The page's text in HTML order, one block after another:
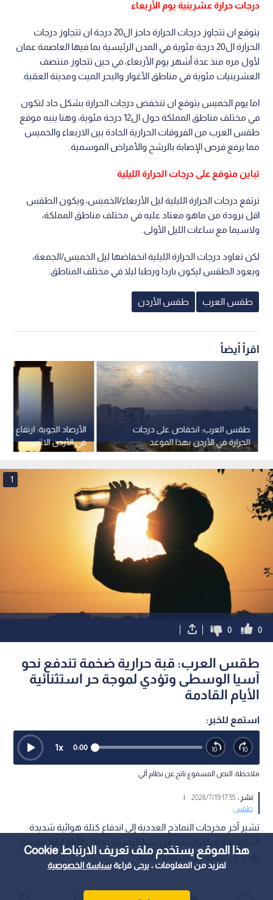
هذا الموقع يستخدم ملف تعريف الارتباط Cookie
لمزيد من المعلومات ، يرجى قراءةسياسة الخصوصية
درجات حرارة عشرينية يوم الأربعاء
يتوقع ان تتجاوز درجات الحرارة حاجز ال20 درجة ان تتجاوز درجات
الحرارة ال20 درجة مئوية في المدن الرئيسية بما فيها العاصمة عمان
لأول مره منذ عدة أشهر يوم الأربعاء، في حين تتجاوز منتصف
العشرينيات مئوية في مناطق الأغوار والبحر الميت ومدينة العقبة.
اما يوم الخميس يتوقع ان تنخفض درجات الحرارة بشكل حاد لتكون
في مختلف مناطق المملكة حول ال12 درجة مئوية، وهنا ينبه موقع
طقس العرب من الفروقات الحرارية الحادة بين الاربعاء والخميس
مما يرفع فرص الإصابة بالرشح والأمراض الموسمية.
تباين متوقع على درجات الحرارة الليلية
ترتفع درجات الحرارة الليلية ليل الأربعاء/الخميس، ويكون الطقس
اقل برودة من ماهو معتاد عليه في مختلف مناطق المملكة،
ولاسيما مع ساعات الليل الأولى.
لكن تعاود درجات الحرارة الليلية انخفاضها ليل الخميس/الجمعة،
ويعود الطقس ليكون باردا ورطبا ليلا في مختلف المناطق.
طقس العرب طقس الأردن
اقرأ أيضاً
الأرصاد الجوية: ارتفاع
في الأردن الاثنين
طقس العرب: انخفاض على درجات
الحرارة في الأردن بهذا الموعد
1
0
0
طقس العرب: قبة حرارية ضخمة تندفع نحو
آسيا الوسطى وتؤدي لموجة حر استثنائية
الأيام القادمة
استمع للخبر:
0:00
1x
ملاحظة: النص المسموع ناتج عن نظام آلي
نشر :17:55 2026/7/19
|
طقس
تشير آخر مخرجات النماذج العددية إلى اندفاع كتلة هوائية شديدة
يؤدي إلى موجة حر استثنائية نادرة.